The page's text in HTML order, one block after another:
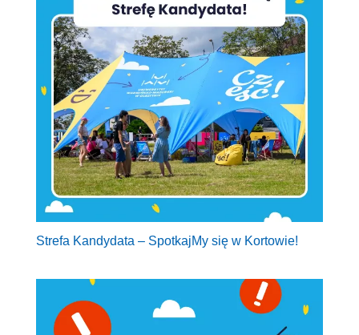
Strefa Kandydata – SpotkajMy się w Kortowie!